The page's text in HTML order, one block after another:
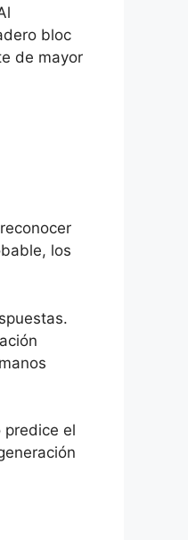
bloc
de mayor
los
predice el